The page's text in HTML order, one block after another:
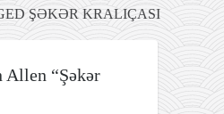
ŞƏKƏR KRALIÇASI
Allen “Şəkər